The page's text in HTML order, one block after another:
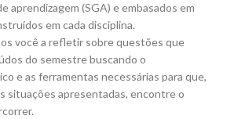
aprendizagem (SGA) e embasados em
em cada disciplina.
você a refletir sobre questões que
do semestre buscando o
e as ferramentas necessárias para que,
situações apresentadas, encontre o